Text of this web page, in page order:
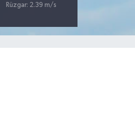
Rüzgar: 2.39 m/s